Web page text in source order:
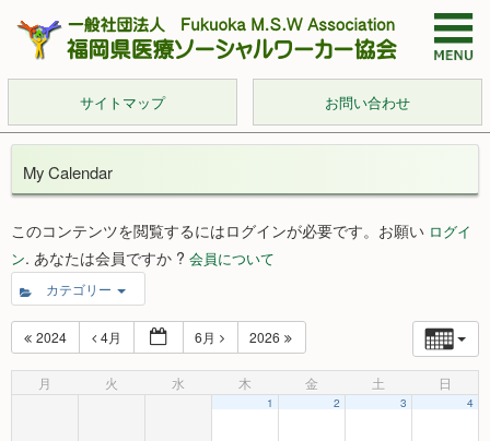
サイトマップ お問い合わせ
My Calendar
このコンテンツを閲覧するにはログインが必要です。お願い ログイ
ン. あなたは会員ですか ? 会員について
カテゴリー
2024 4月 6月 2026
月 火 水 木 金 土 日
1 2 3 4